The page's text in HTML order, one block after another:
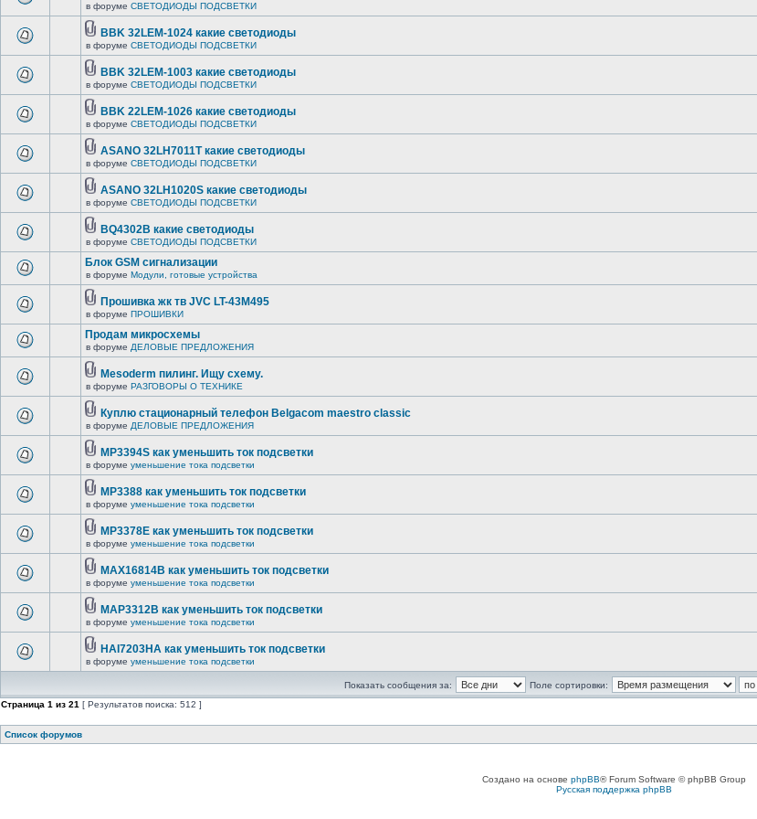
в форуме СВЕТОДИОДЫ ПОДСВЕТКИ
BBK 32LEM-1024 какие светодиоды
в форуме СВЕТОДИОДЫ ПОДСВЕТКИ
BBK 32LEM-1003 какие светодиоды
в форуме СВЕТОДИОДЫ ПОДСВЕТКИ
BBK 22LEM-1026 какие светодиоды
в форуме СВЕТОДИОДЫ ПОДСВЕТКИ
ASANO 32LH7011T какие светодиоды
в форуме СВЕТОДИОДЫ ПОДСВЕТКИ
ASANO 32LH1020S какие светодиоды
в форуме СВЕТОДИОДЫ ПОДСВЕТКИ
BQ4302B какие светодиоды
в форуме СВЕТОДИОДЫ ПОДСВЕТКИ
Блок GSM сигнализации
в форуме Модули, готовые устройства
Прошивка жк тв JVC LT-43M495
в форуме ПРОШИВКИ
Продам микросхемы
в форуме ДЕЛОВЫЕ ПРЕДЛОЖЕНИЯ
Mesoderm пилинг. Ищу схему.
в форуме РАЗГОВОРЫ О ТЕХНИКЕ
Куплю стационарный телефон Belgacom maestro classic
в форуме ДЕЛОВЫЕ ПРЕДЛОЖЕНИЯ
MP3394S как уменьшить ток подсветки
в форуме уменьшение тока подсветки
MP3388 как уменьшить ток подсветки
в форуме уменьшение тока подсветки
MP3378E как уменьшить ток подсветки
в форуме уменьшение тока подсветки
MAX16814B как уменьшить ток подсветки
в форуме уменьшение тока подсветки
MAP3312B как уменьшить ток подсветки
в форуме уменьшение тока подсветки
HAI7203HA как уменьшить ток подсветки
в форуме уменьшение тока подсветки
Показать сообщения за:
Поле сортировки:
Страница 1 из 21 [ Результатов поиска: 512 ]
Список форумов
Создано на основе phpBB® Forum Software © phpBB Group
Русская поддержка phpBB